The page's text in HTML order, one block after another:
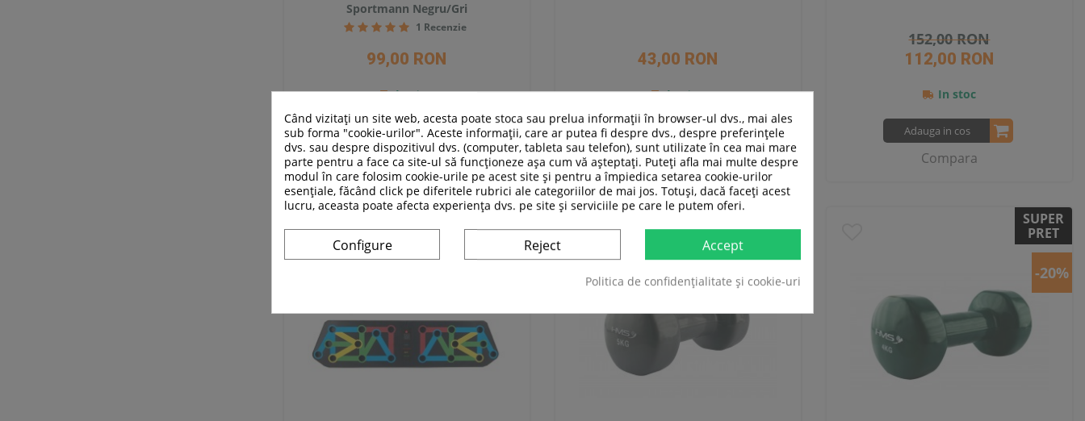
Sportmann Negru/Gri
1 Recenzie
99,00 RON
In stoc
Adauga in cos
Compara
43,00 RON
In stoc
Adauga in cos
Compara
152,00 RON
112,00 RON
In stoc
Adauga in cos
Compara
SUPER
PRET
PRET
-14%
SUPER
PRET
-20%
Când vizitați un site web, acesta poate stoca sau prelua informații în browser-ul dvs., mai ales
sub forma "cookie-urilor". Aceste informații, care ar putea fi despre dvs., despre preferințele
dvs. sau despre dispozitivul dvs. (computer, tableta sau telefon), sunt utilizate în cea mai mare
parte pentru a face ca site-ul să funcționeze așa cum vă așteptați. Puteți afla mai multe despre
modul în care folosim cookie-urile pe acest site și pentru a împiedica setarea cookie-urilor
esențiale, făcând click pe diferitele rubrici ale categoriilor de mai jos. Totuși, dacă faceți acest
lucru, aceasta poate afecta experiența dvs. pe site și serviciile pe care le putem oferi.
Configure Reject Accept
Politica de confidențialitate și cookie-uri